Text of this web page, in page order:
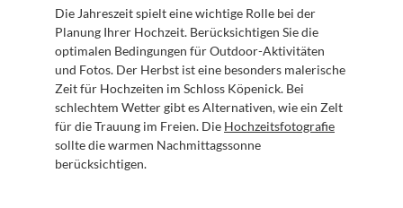
Die Jahreszeit spielt eine wichtige Rolle bei der
Planung Ihrer Hochzeit. Berücksichtigen Sie die
optimalen Bedingungen für Outdoor-Aktivitäten
und Fotos. Der Herbst ist eine besonders malerische
Zeit für Hochzeiten im Schloss Köpenick. Bei
schlechtem Wetter gibt es Alternativen, wie ein Zelt
für die Trauung im Freien. Die Hochzeitsfotografie
sollte die warmen Nachmittagssonne
berücksichtigen.